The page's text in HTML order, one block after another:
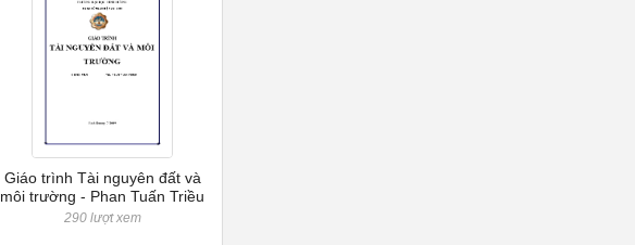
Giáo trình Tài nguyên đất và
môi trường - Phan Tuấn Triều
290 lượt xem